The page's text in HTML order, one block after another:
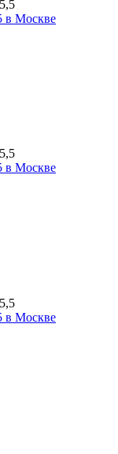
в Москве
в Москве
в Москве